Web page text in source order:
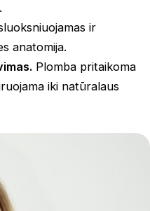
ir
anatomija.
Plomba pritaikoma
iki natūralaus